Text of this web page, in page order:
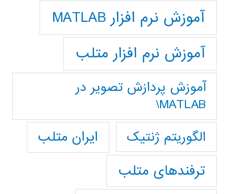
آموزش نرم افزار MATLAB
آموزش نرم افزار متلب
آموزش پردازش تصوير در
MATLAB\
الگوریتم ژنتیک
ایران متلب
ترفندهای متلب